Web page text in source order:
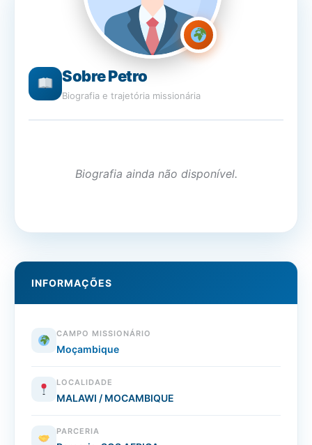
Sobre Petro
Biografia e trajetória missionária
Biografia ainda não disponível.
INFORMAÇÕES
CAMPO MISSIONÁRIO
Moçambique
LOCALIDADE
MALAWI / MOCAMBIQUE
PARCERIA